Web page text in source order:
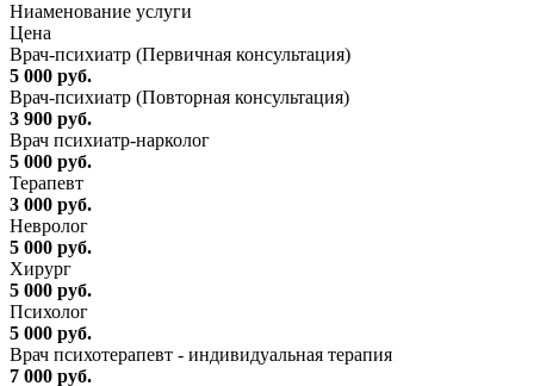
Ниaменование услуги
Цена
Врач-психиатр (Первичная консультация)
5 000 руб.
Врач-психиатр (Повторная консультация)
3 900 руб.
Врач психиатр-нарколог
5 000 руб.
Терапевт
3 000 руб.
Невролог
5 000 руб.
Хирург
5 000 руб.
Психолог
5 000 руб.
Врач психотерапевт - индивидуальная терапия
7 000 руб.